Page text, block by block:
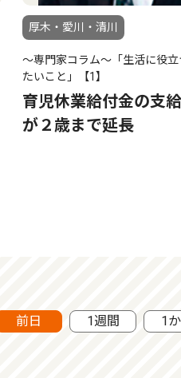
厚木・愛川・清川
〜専門家コラム〜「生活に役立
たいこと」【1】
育児休業給付金の支
が２歳まで延長
前日 1週間 1